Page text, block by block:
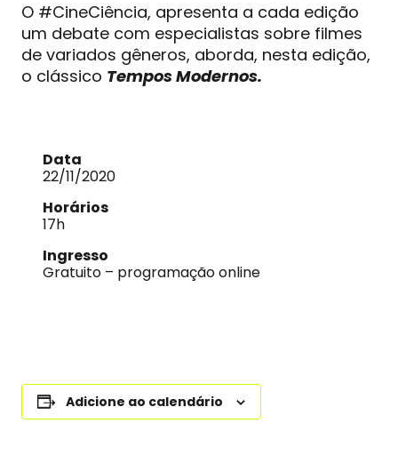
O #CineCiência, apresenta a cada edição
um debate com especialistas sobre filmes
de variados gêneros, aborda, nesta edição,
o clássico Tempos Modernos.
Data
22/11/2020
Horários
17h
Ingresso
Gratuito – programação online
Adicione ao calendário